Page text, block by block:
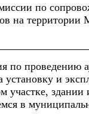
по
на территории
по проведению
установку и
участке,
в